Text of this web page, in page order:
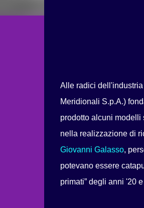
Alle radici
Meridionali S.p.A.)
prodotto alcuni
nella realizzazione di
Giovanni Galasso,
potevano essere
primati” degli anni '20